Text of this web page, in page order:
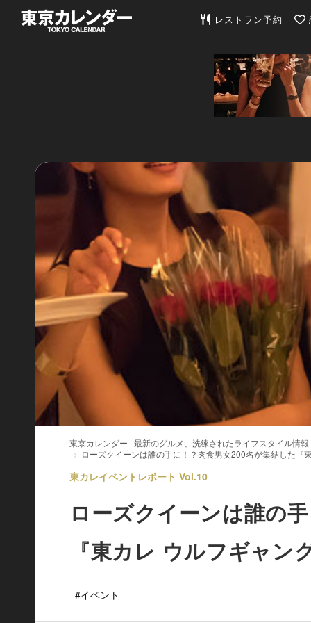
東京カレンダー | 最新
レストラン予約
東京カレンダー | 最新のグルメ、洗練されたライフスタイル情報
ローズクイーンは誰の手に！？肉食男女200名が集結した『
東カレイベントレポート Vol.10
ローズクイーンは誰の
『東カレ ウルフギャン
#イベント